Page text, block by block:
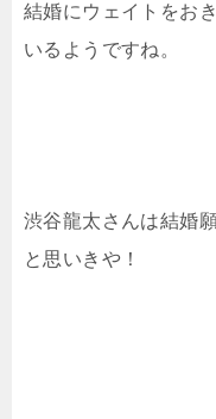
結婚にウェイトをお
いるようですね。
渋谷龍太さんは結婚
と思いきや！